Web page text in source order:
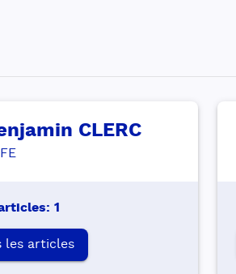
CLERC
: 1
les articles